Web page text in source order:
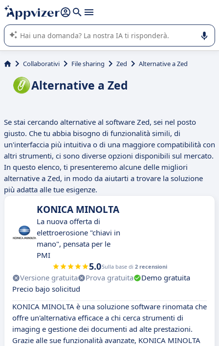
righe con
shift + enter
L'IA di Appvizer vi guida nell'utilizzo o nella scelta di un
software SaaS per la vostra azienda.
Collaborativi File sharing Zed Alternative a Zed
Alternative a Zed
Se stai cercando alternative al software Zed, sei nel posto
giusto. Che tu abbia bisogno di funzionalità simili, di
un'interfaccia più intuitiva o di una maggiore compatibilità con
altri strumenti, ci sono diverse opzioni disponibili sul mercato.
In questo elenco, ti presenteremo alcune delle migliori
alternative a Zed, in modo da aiutarti a trovare la soluzione
più adatta alle tue esigenze.
KONICA MINOLTA
La nuova offerta di
elettroerosione "chiavi in
mano", pensata per le
PMI
5.0Sulla base di 2 recensioni
Versione gratuita Prova gratuita
Demo gratuita
Precio bajo solicitud
KONICA MINOLTA è una soluzione software rinomata che
offre un'alternativa efficace a chi cerca strumenti di
imaging e gestione dei documenti ad alte prestazioni.
Grazie alle sue funzionalità avanzate, KONICA MINOLTA